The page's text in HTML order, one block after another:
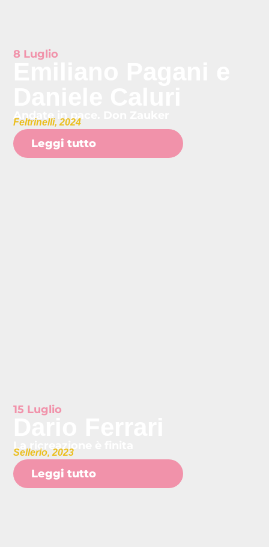
8 Luglio
Andate in pace. Don Zauker
Feltrinelli, 2024
Leggi tutto
15 Luglio
La ricreazione è finita
Sellerio, 2023
Leggi tutto